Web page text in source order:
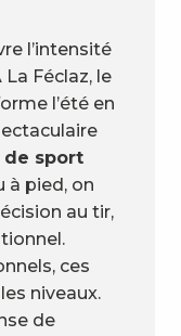
l’intensité
Féclaz, le
l’été en
sport
à pied, on
au tir,
ces
niveaux.
de